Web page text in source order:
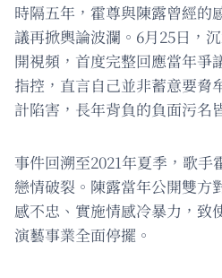
時隔五年，霍尊與陳露曾經的
議再掀輿論波瀾。6月25日，
開視頻，首度完整回應當年爭
指控，直言自己並非蓄意要脅
計陷害，長年背負的負面污名
事件回溯至2021年夏季，歌手
戀情破裂。陳露當年公開雙方
感不忠、實施情感冷暴力，致
演藝事業全面停擺。